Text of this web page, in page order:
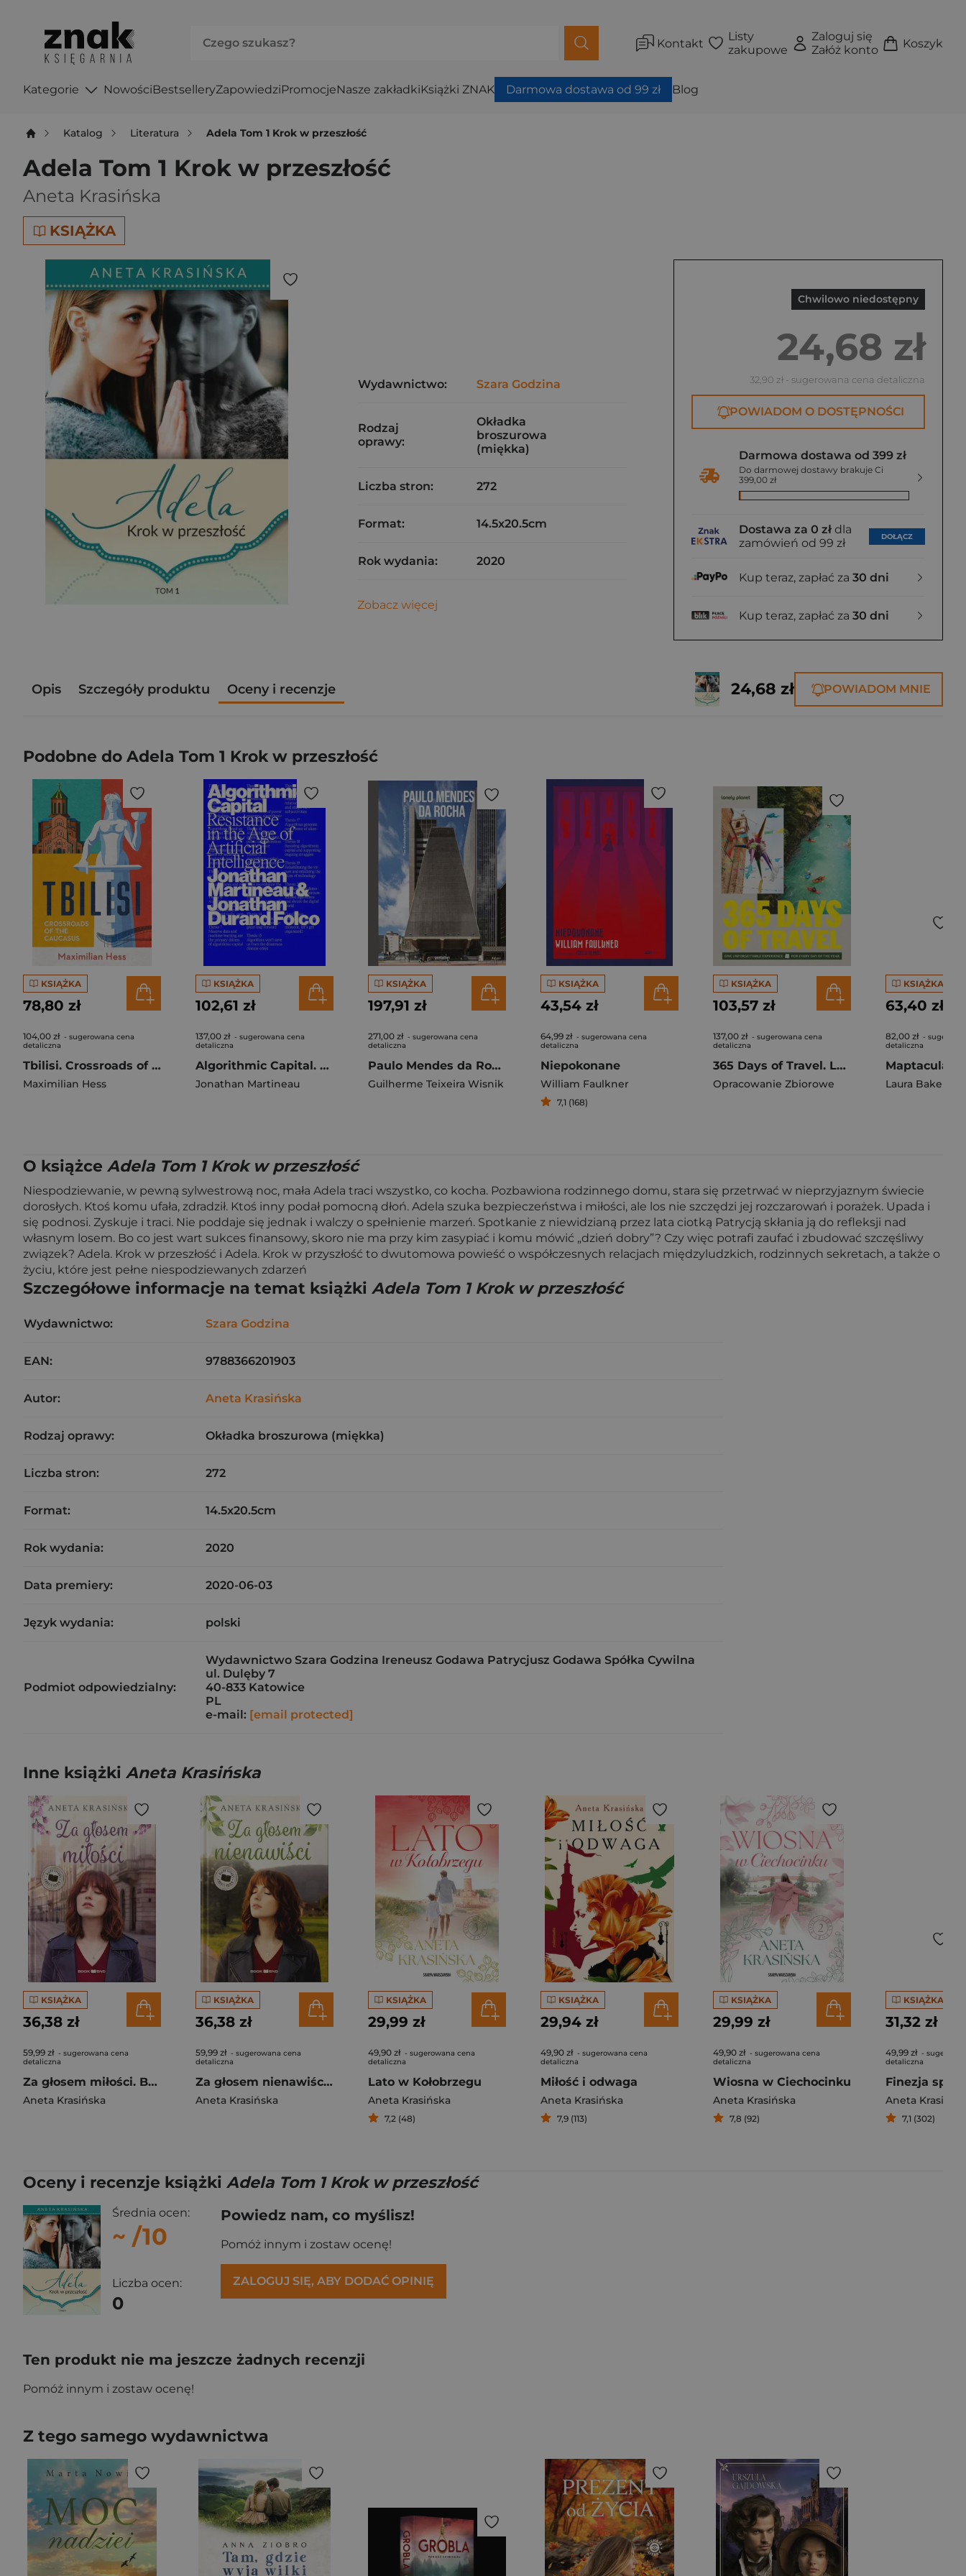
Kontakt
Listy
zakupowe
Zaloguj się
Załóż konto
Koszyk
Kategorie NowościBestselleryZapowiedziPromocjeNasze zakładkiKsiążki ZNAK Darmowa dostawa od 99 zł Blog
Katalog Literatura Adela Tom 1 Krok w przeszłość
Adela Tom 1 Krok w przeszłość
Aneta Krasińska
KSIĄŻKA
Chwilowo niedostępny
24,68 zł
32,90 zł - sugerowana cena detaliczna
POWIADOM O DOSTĘPNOŚCI
Darmowa dostawa od 399 zł
Do darmowej dostawy brakuje Ci
399,00 zł
Dostawa za 0 zł dla
zamówień od 99 zł
DOŁĄCZ
Kup teraz, zapłać za 30 dni
Kup teraz, zapłać za 30 dni
Wydawnictwo: Szara Godzina
Rodzaj
oprawy:
Okładka
broszurowa
(miękka)
Liczba stron: 272
Format: 14.5x20.5cm
Rok wydania: 2020
Zobacz więcej
Opis Szczegóły produktu Oceny i recenzje 24,68 zł POWIADOM MNIE
Podobne do Adela Tom 1 Krok w przeszłość
KSIĄŻKA
78,80 zł
104,00 zł - sugerowana cena
detaliczna
Tbilisi. Crossroads of the Caucasus
Maximilian Hess
KSIĄŻKA
102,61 zł
137,00 zł - sugerowana cena
detaliczna
Algorithmic Capital. Resistance in the Age of Artificial Intelligence
Jonathan Martineau
KSIĄŻKA
197,91 zł
271,00 zł - sugerowana cena
detaliczna
Paulo Mendes da Rocha. The Architecture of Possibility
Guilherme Teixeira Wisnik
KSIĄŻKA
43,54 zł
64,99 zł - sugerowana cena
detaliczna
Niepokonane
William Faulkner
7,1 (168)
KSIĄŻKA
103,57 zł
137,00 zł - sugerowana cena
detaliczna
365 Days of Travel. Lonely Planet
Opracowanie Zbiorowe
KSIĄŻKA
63,40 zł
82,00 zł -
detaliczna
Laura Baker
O książce Adela Tom 1 Krok w przeszłość
Niespodziewanie, w pewną sylwestrową noc, mała Adela traci wszystko, co kocha. Pozbawiona rodzinnego domu, stara się przetrwać w nieprzyjaznym świecie
dorosłych. Ktoś komu ufała, zdradził. Ktoś inny podał pomocną dłoń. Adela szuka bezpieczeństwa i miłości, ale los nie szczędzi jej rozczarowań i porażek. Upada i
się podnosi. Zyskuje i traci. Nie poddaje się jednak i walczy o spełnienie marzeń. Spotkanie z niewidzianą przez lata ciotką Patrycją skłania ją do refleksji nad
własnym losem. Bo co jest wart sukces finansowy, skoro nie ma przy kim zasypiać i komu mówić „dzień dobry”? Czy więc potrafi zaufać i zbudować szczęśliwy
związek? Adela. Krok w przeszłość i Adela. Krok w przyszłość to dwutomowa powieść o współczesnych relacjach międzyludzkich, rodzinnych sekretach, a także o
życiu, które jest pełne niespodziewanych zdarzeń
Szczegółowe informacje na temat książki Adela Tom 1 Krok w przeszłość
Wydawnictwo: Szara Godzina
EAN: 9788366201903
Autor: Aneta Krasińska
Rodzaj oprawy: Okładka broszurowa (miękka)
Liczba stron: 272
Format: 14.5x20.5cm
Rok wydania: 2020
Data premiery: 2020-06-03
Język wydania: polski
Podmiot odpowiedzialny:
Wydawnictwo Szara Godzina Ireneusz Godawa Patrycjusz Godawa Spółka Cywilna
ul. Dulęby 7
40-833 Katowice
PL
e-mail: [email protected]
Inne książki Aneta Krasińska
KSIĄŻKA
36,38 zł
59,99 zł - sugerowana cena
detaliczna
Za głosem miłości. Barwy uczuć. Tom 1 Duże Litery
Aneta Krasińska
KSIĄŻKA
36,38 zł
59,99 zł - sugerowana cena
detaliczna
Za głosem nienawiści. Barwy uczuć. Tom 2 Duże litery
Aneta Krasińska
KSIĄŻKA
29,99 zł
49,90 zł - sugerowana cena
detaliczna
Lato w Kołobrzegu
Aneta Krasińska
7,2 (48)
KSIĄŻKA
29,94 zł
49,90 zł - sugerowana cena
detaliczna
Miłość i odwaga
Aneta Krasińska
7,9 (113)
KSIĄŻKA
29,99 zł
49,90 zł - sugerowana cena
detaliczna
Wiosna w Ciechocinku
Aneta Krasińska
7,8 (92)
KSIĄŻKA
31,32 zł
49,99 zł -
detaliczna
Aneta
7,1 (302)
Oceny i recenzje książki Adela Tom 1 Krok w przeszłość
Średnia ocen:
~ /10
Liczba ocen:
0
Powiedz nam, co myślisz!
Pomóż innym i zostaw ocenę!
ZALOGUJ SIĘ, ABY DODAĆ OPINIĘ
Ten produkt nie ma jeszcze żadnych recenzji
Pomóż innym i zostaw ocenę!
Z tego samego wydawnictwa